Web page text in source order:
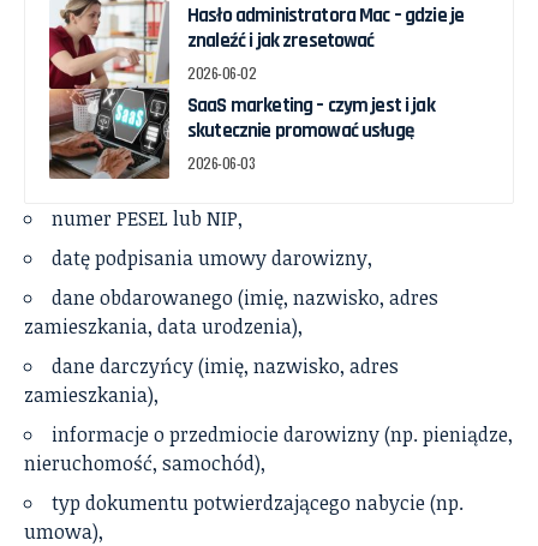
Hasło administratora Mac – gdzie je
znaleźć i jak zresetować
2026-06-02
SaaS marketing – czym jest i jak
skutecznie promować usługę
2026-06-03
numer PESEL lub NIP,
datę podpisania umowy darowizny,
dane obdarowanego (imię, nazwisko, adres
zamieszkania, data urodzenia),
dane darczyńcy (imię, nazwisko, adres
zamieszkania),
informacje o przedmiocie darowizny (np. pieniądze,
nieruchomość, samochód),
typ dokumentu potwierdzającego nabycie (np.
umowa),